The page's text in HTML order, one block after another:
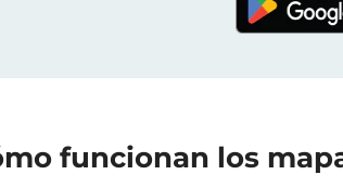
funcionan los